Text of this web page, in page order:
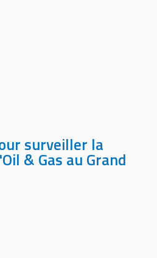
surveiller la
& Gas au Grand